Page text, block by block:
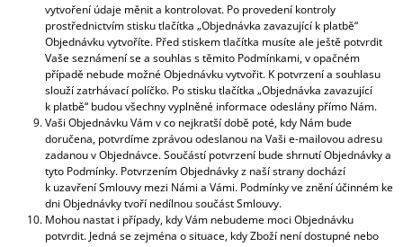
vytvoření údaje měnit a kontrolovat. Po provedení kontroly
prostřednictvím stisku tlačítka „Objednávka zavazující k platbě“
Objednávku vytvoříte. Před stiskem tlačítka musíte ale ještě potvrdit
Vaše seznámení se a souhlas s těmito Podmínkami, v opačném
případě nebude možné Objednávku vytvořit. K potvrzení a souhlasu
slouží zatrhávací políčko. Po stisku tlačítka „Objednávka zavazující
k platbě“ budou všechny vyplněné informace odeslány přímo Nám.
Vaši Objednávku Vám v co nejkratší době poté, kdy Nám bude
doručena, potvrdíme zprávou odeslanou na Vaši e-mailovou adresu
zadanou v Objednávce. Součástí potvrzení bude shrnutí Objednávky a
tyto Podmínky. Potvrzením Objednávky z naší strany dochází
k uzavření Smlouvy mezi Námi a Vámi. Podmínky ve znění účinném ke
dni Objednávky tvoří nedílnou součást Smlouvy.
Mohou nastat i případy, kdy Vám nebudeme moci Objednávku
potvrdit. Jedná se zejména o situace, kdy Zboží není dostupné nebo